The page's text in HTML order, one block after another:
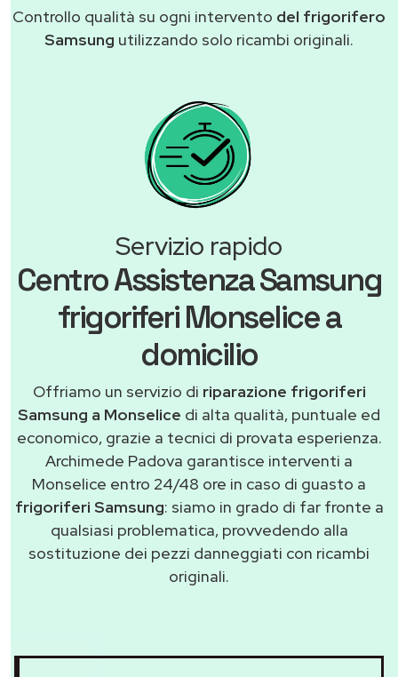
Controllo qualità su ogni intervento del frigorifero
Samsung utilizzando solo ricambi originali.
Servizio rapido
Centro Assistenza Samsung
frigoriferi Monselice a
domicilio
Offriamo un servizio di riparazione frigoriferi
Samsung a Monselice di alta qualità, puntuale ed
economico, grazie a tecnici di provata esperienza.
Archimede Padova garantisce interventi a
Monselice entro 24/48 ore in caso di guasto a
frigoriferi Samsung: siamo in grado di far fronte a
qualsiasi problematica, provvedendo alla
sostituzione dei pezzi danneggiati con ricambi
originali.